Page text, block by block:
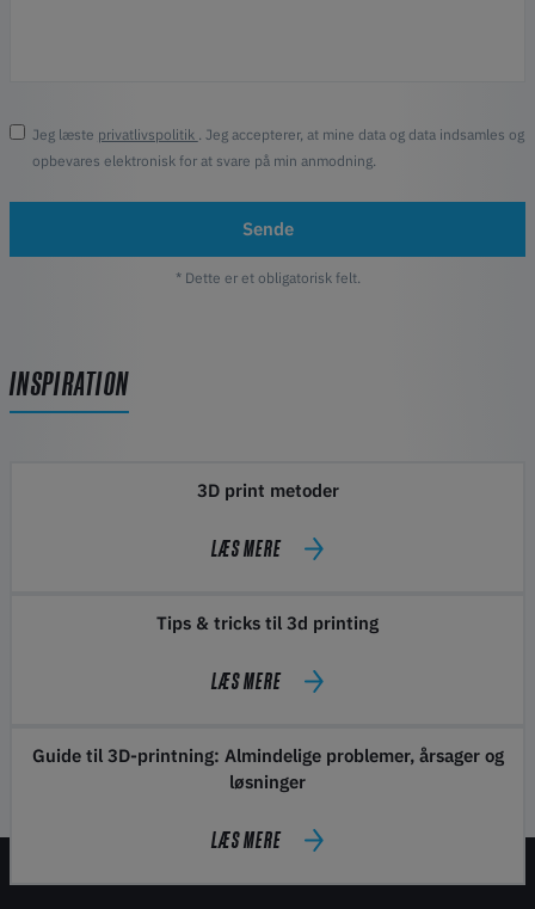
Jeg læste privatlivspolitik
. Jeg accepterer, at mine data og data indsamles og
opbevares elektronisk for at svare på min anmodning.
Sende
* Dette er et obligatorisk felt.
INSPIRATION
3D print metoder
LÆS MERE
Tips & tricks til 3d printing
LÆS MERE
Guide til 3D-printning: Almindelige problemer, årsager og
løsninger
LÆS MERE